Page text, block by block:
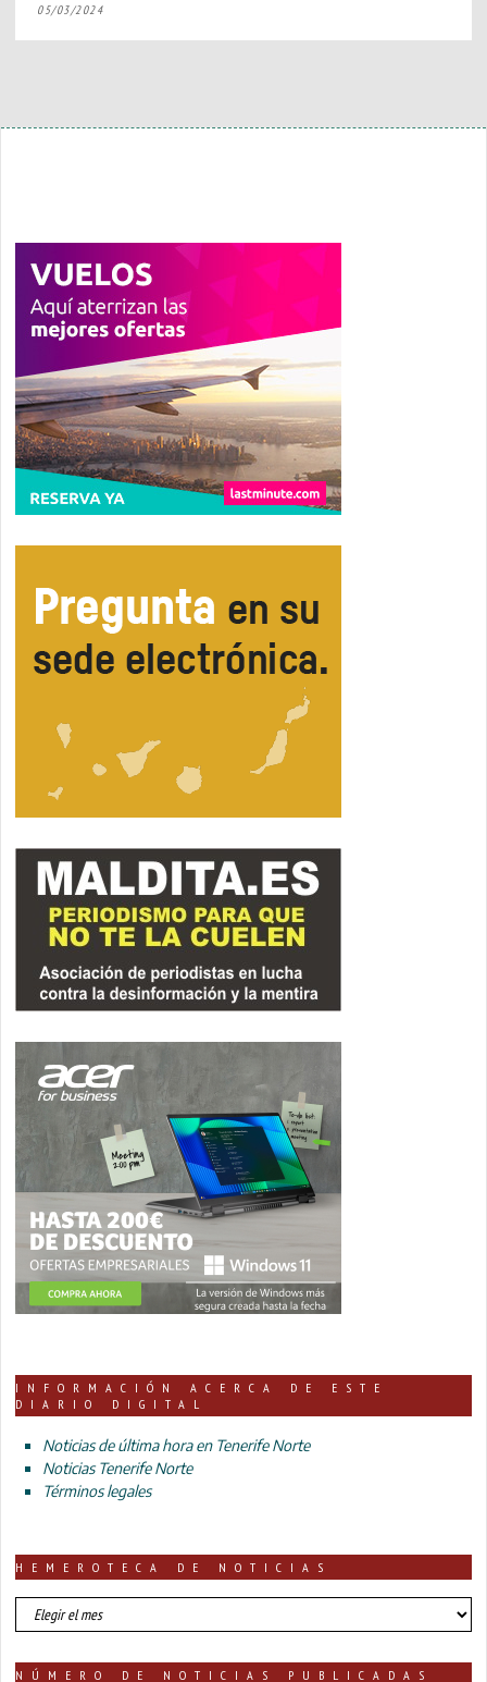
05/03/2024
INFORMACIÓN ACERCA DE ESTE
DIARIO DIGITAL
Noticias de última hora en Tenerife Norte
Noticias Tenerife Norte
Términos legales
HEMEROTECA DE NOTICIAS
HEMEROTECA
DE
NÚMERO DE NOTICIAS PUBLICADAS